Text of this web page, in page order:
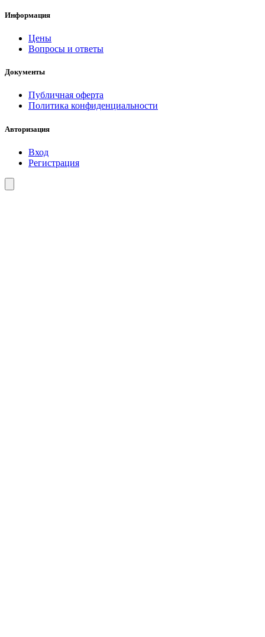
Информация
Цены
Вопросы и ответы
Документы
Публичная оферта
Политика конфиденциальности
Авторизация
Вход
Регистрация